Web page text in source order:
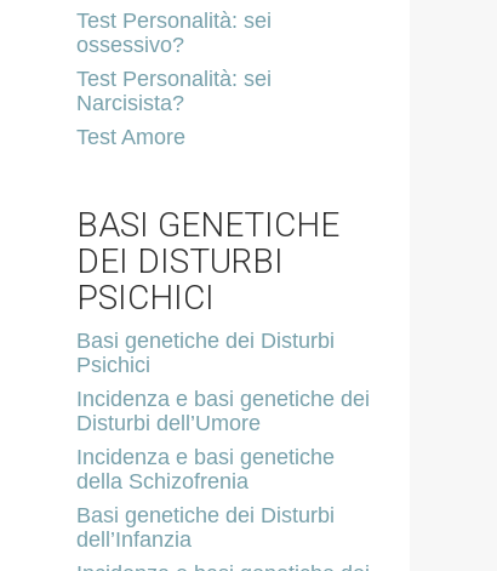
Test Personalità: sei
ossessivo?
Test Personalità: sei
Narcisista?
Test Amore
BASI GENETICHE
DEI DISTURBI
PSICHICI
Basi genetiche dei Disturbi
Psichici
Incidenza e basi genetiche dei
Disturbi dell’Umore
Incidenza e basi genetiche
della Schizofrenia
Basi genetiche dei Disturbi
dell’Infanzia